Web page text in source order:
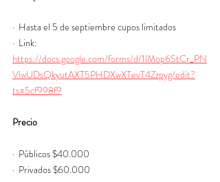
·  Hasta el 5 de septiembre cupos limitados
·  Link:
https://docs.google.com/forms/d/1lMop6StCr_PN
VlwUDsQkyutAXT5PHDXwXTevT4Zzpyg/edit?
ts=5cf998f9
Precio
·  Públicos $40.000
·  Privados $60.000